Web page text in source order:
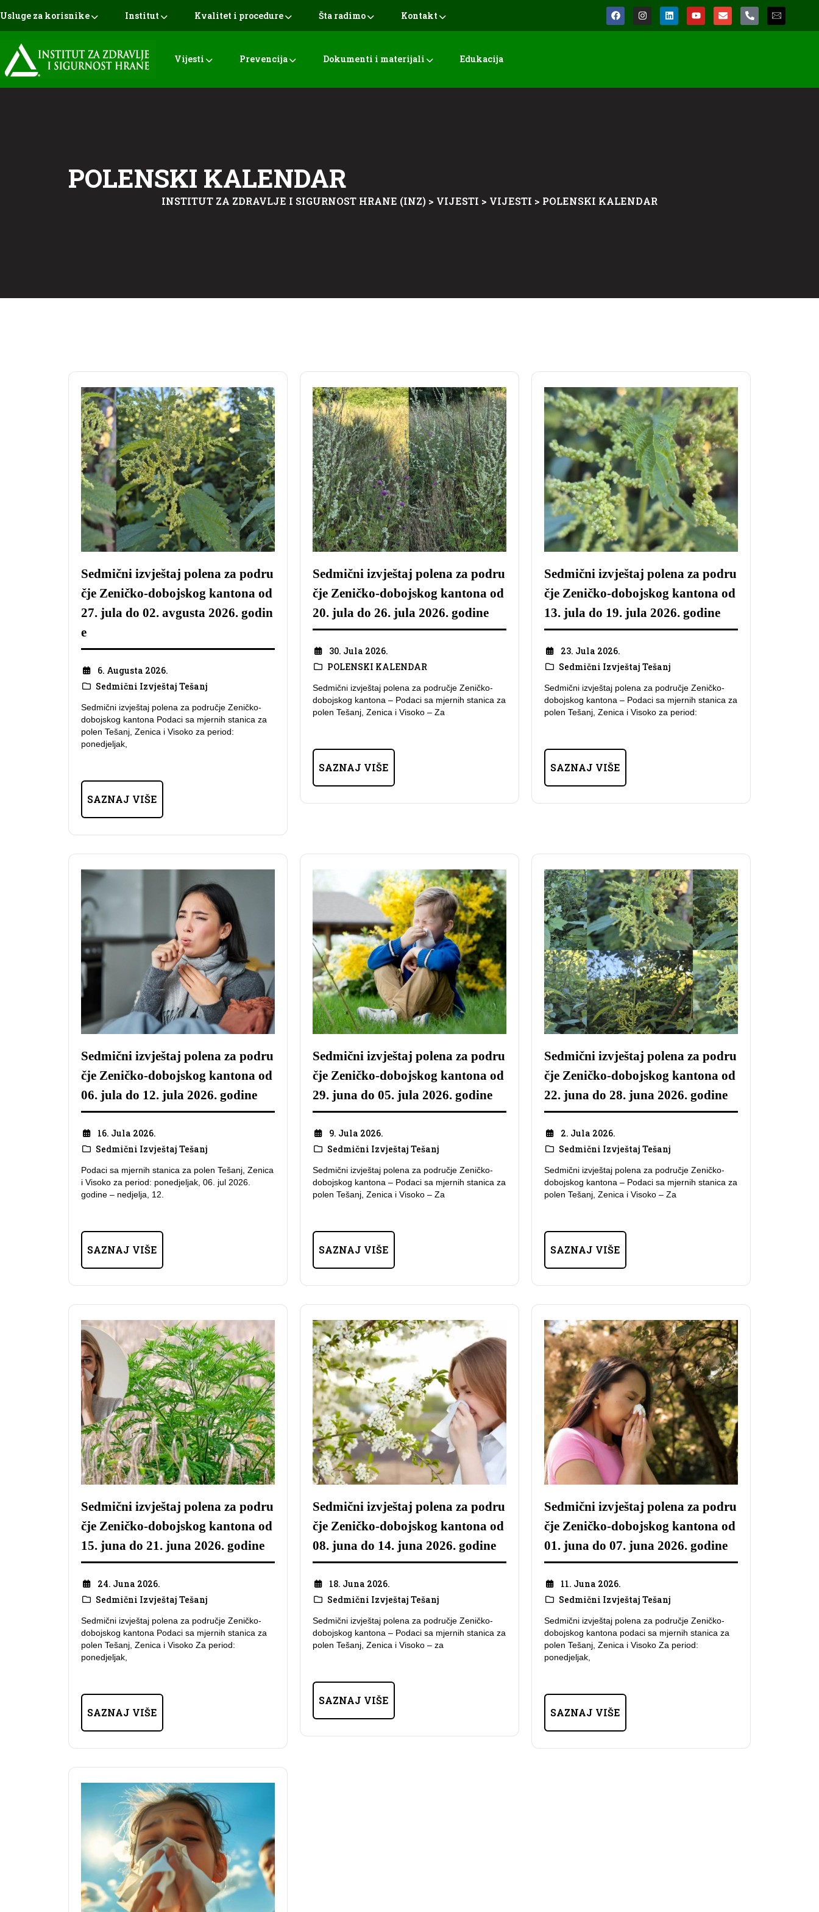
Usluge za korisnike Institut Kvalitet i procedure Šta radimo Kontakt
Vijesti Prevencija Dokumenti i materijali Edukacija
POLENSKI KALENDAR
INSTITUT ZA ZDRAVLJE I SIGURNOST HRANE (INZ) > VIJESTI > VIJESTI > POLENSKI KALENDAR
Sedmični izvještaj polena za podru
čje Zeničko-dobojskog kantona od
27. jula do 02. avgusta 2026. godin
e
6. Augusta 2026.
Sedmični Izvještaj Tešanj
Sedmični izvještaj polena za područje Zeničko-
dobojskog kantona Podaci sa mjernih stanica za
polen Tešanj, Zenica i Visoko za period:
ponedjeljak,
SAZNAJ VIŠE
Sedmični izvještaj polena za podru
čje Zeničko-dobojskog kantona od
20. jula do 26. jula 2026. godine
30. Jula 2026.
POLENSKI KALENDAR
Sedmični izvještaj polena za područje Zeničko-
dobojskog kantona – Podaci sa mjernih stanica za
polen Tešanj, Zenica i Visoko – Za
SAZNAJ VIŠE
Sedmični izvještaj polena za podru
čje Zeničko-dobojskog kantona od
13. jula do 19. jula 2026. godine
23. Jula 2026.
Sedmični Izvještaj Tešanj
Sedmični izvještaj polena za područje Zeničko-
dobojskog kantona – Podaci sa mjernih stanica za
polen Tešanj, Zenica i Visoko za period:
SAZNAJ VIŠE
Sedmični izvještaj polena za podru
čje Zeničko-dobojskog kantona od
06. jula do 12. jula 2026. godine
16. Jula 2026.
Sedmični Izvještaj Tešanj
Podaci sa mjernih stanica za polen Tešanj, Zenica
i Visoko za period: ponedjeljak, 06. jul 2026.
godine – nedjelja, 12.
SAZNAJ VIŠE
Sedmični izvještaj polena za podru
čje Zeničko-dobojskog kantona od
29. juna do 05. jula 2026. godine
9. Jula 2026.
Sedmični Izvještaj Tešanj
Sedmični izvještaj polena za područje Zeničko-
dobojskog kantona – Podaci sa mjernih stanica za
polen Tešanj, Zenica i Visoko – Za
SAZNAJ VIŠE
Sedmični izvještaj polena za podru
čje Zeničko-dobojskog kantona od
22. juna do 28. juna 2026. godine
2. Jula 2026.
Sedmični Izvještaj Tešanj
Sedmični izvještaj polena za područje Zeničko-
dobojskog kantona – Podaci sa mjernih stanica za
polen Tešanj, Zenica i Visoko – Za
SAZNAJ VIŠE
Sedmični izvještaj polena za podru
čje Zeničko-dobojskog kantona od
15. juna do 21. juna 2026. godine
24. Juna 2026.
Sedmični Izvještaj Tešanj
Sedmični izvještaj polena za područje Zeničko-
dobojskog kantona Podaci sa mjernih stanica za
polen Tešanj, Zenica i Visoko Za period:
ponedjeljak,
SAZNAJ VIŠE
Sedmični izvještaj polena za podru
čje Zeničko-dobojskog kantona od
08. juna do 14. juna 2026. godine
18. Juna 2026.
Sedmični Izvještaj Tešanj
Sedmični izvještaj polena za područje Zeničko-
dobojskog kantona – Podaci sa mjernih stanica za
polen Tešanj, Zenica i Visoko – za
SAZNAJ VIŠE
Sedmični izvještaj polena za podru
čje Zeničko-dobojskog kantona od
01. juna do 07. juna 2026. godine
11. Juna 2026.
Sedmični Izvještaj Tešanj
Sedmični izvještaj polena za područje Zeničko-
dobojskog kantona podaci sa mjernih stanica za
polen Tešanj, Zenica i Visoko Za period:
ponedjeljak,
SAZNAJ VIŠE